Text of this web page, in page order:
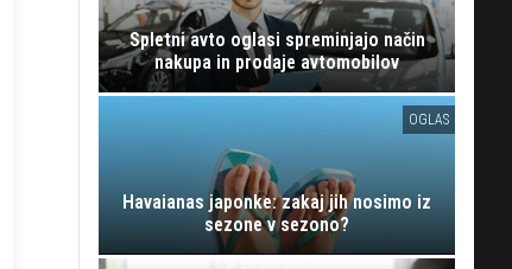
Spletni avto oglasi spreminjajo način
nakupa in prodaje avtomobilov
OGLAS
Havaianas japonke: zakaj jih nosimo iz
sezone v sezono?